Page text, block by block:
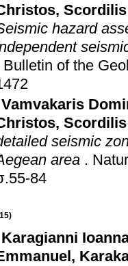
,
hazard
Bulletin of the
Vamvakaris
,
seismic
area .
84
Karagianni
,